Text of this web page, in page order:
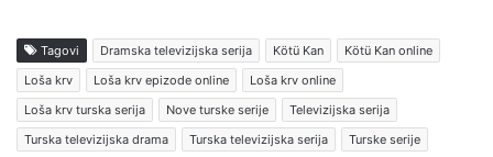
Tagovi Dramska televizijska serija Kötü Kan
Kötü Kan online
Loša krv
Loša krv epizode online
Loša krv online
Loša krv turska serija
Nove turske serije
Televizijska serija
Turska televizijska drama
Turska televizijska serija
Turske serije